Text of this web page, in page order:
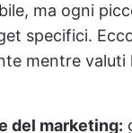
ma ogni
specifici.
mentre valuti
del marketing: